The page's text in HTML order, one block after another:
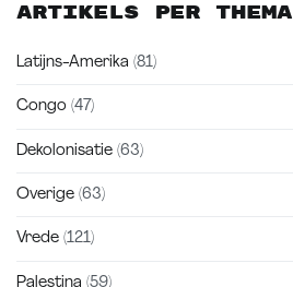
Artikels per thema
Latijns-Amerika (81)
Congo (47)
Dekolonisatie (63)
Overige (63)
Vrede (121)
Palestina (59)